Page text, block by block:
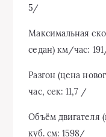
5/
Максимальная
седан) км/час:
Разгон (цена
час, сек: 11,7 /
Объём двигателя
куб. см: 1598/